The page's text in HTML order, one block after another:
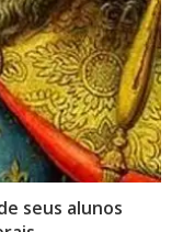
seus alunos